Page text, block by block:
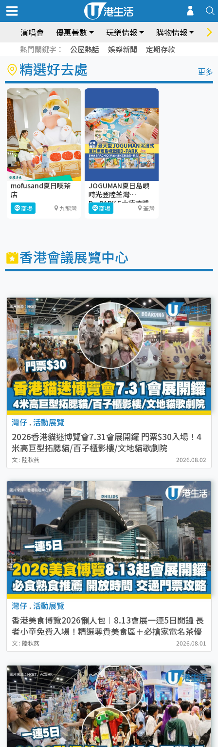
演唱會 優惠著數 玩樂情報 購物情報 飲
熱門關鍵字： 公屋熱話 娛樂新聞 定期存款
精選好去處 更多
mofusand夏日喫茶
店
商場 九龍灣
JOGUMAN夏⽇島嶼
時光登陸荃灣
D·PARK 5大療癒體
驗區+期間限定店
商場 荃灣
香港會議展覽中心
灣仔 . 活動展覽
2026香港貓迷博覽會7.31會展開鑼 門票$30入場！4
米高巨型拓腮貓/百子櫃影樓/文地貓歌劇院
文 : 陸秋燕 2026.08.02
灣仔 . 活動展覽
香港美食博覽2026懶人包︱8.13會展一連5日開鑼 長
者小童免費入場！精選尊貴美食區＋必搶家電名茶優
惠
文 : 陸秋燕 2026.08.01